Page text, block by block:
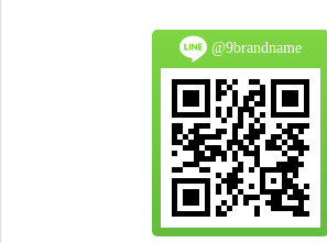
@9brandname